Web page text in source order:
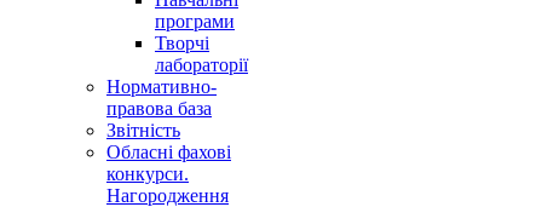
програми
Творчі
лабораторії
Нормативно-
правова база
Звітність
Обласні фахові
конкурси.
Нагородження